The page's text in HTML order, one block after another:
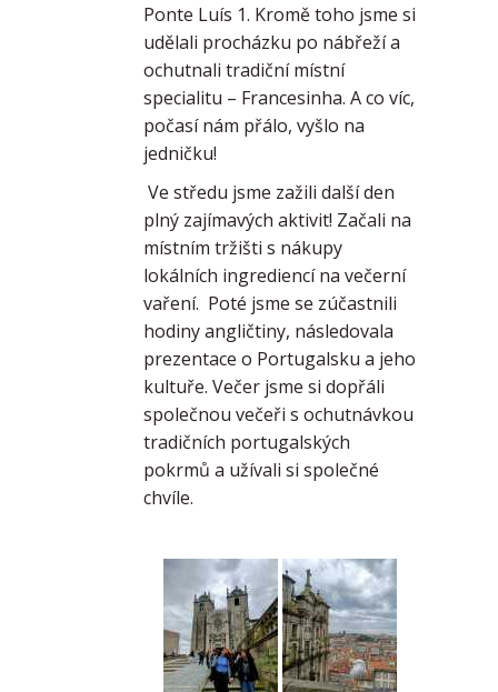
Ponte Luís 1. Kromě toho jsme si
udělali procházku po nábřeží a
ochutnali tradiční místní
specialitu – Francesinha. A co víc,
počasí nám přálo, vyšlo na
jedničku!
Ve středu jsme zažili další den
plný zajímavých aktivit! Začali na
místním tržišti s nákupy
lokálních ingrediencí na večerní
vaření. Poté jsme se zúčastnili
hodiny angličtiny, následovala
prezentace o Portugalsku a jeho
kultuře. Večer jsme si dopřáli
společnou večeři s ochutnávkou
tradičních portugalských
pokrmů a užívali si společné
chvíle.